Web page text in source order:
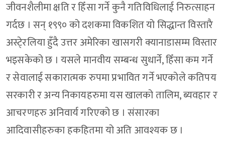
जीवनशैलीमा क्षति र हिँसा गर्ने कुनै गतिविधिलाई निरुत्साहन
गर्दछ । सन् १९९० को दशकमा विकशित यो सिद्धान्त विस्तारै
अस्टे्रलिया हुँदै उत्तर अमेरिका खासगरी क्यानाडासम्म विस्तार
भइसकेको छ । यसले मानवीय सम्बन्ध सुधार्ने, हिँसा कम गर्ने
र सेवालाई सकारात्मक रुपमा प्रभावित गर्ने भएकोले कतिपय
सरकारी र अन्य निकायहरुमा यस खालको तालिम, ब्यवहार र
आचरणहरु अनिवार्य गरिएको छ । संसारका
आदिवासीहरुका हकहितमा यो अति आवश्यक छ ।